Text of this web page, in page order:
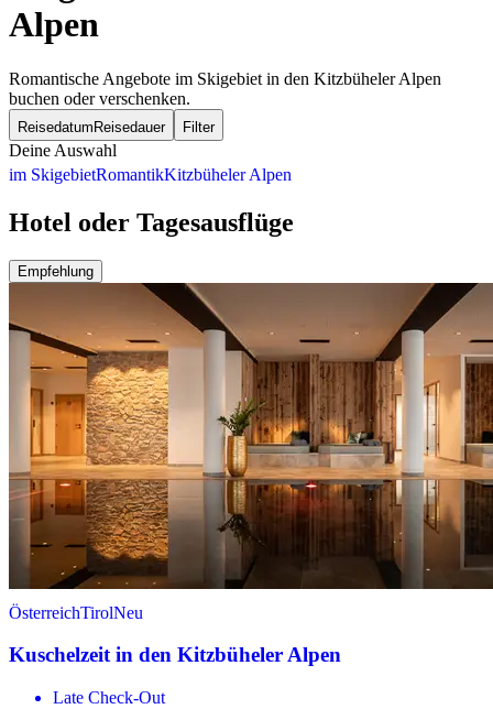
Alpen
Romantische Angebote im Skigebiet in den Kitzbüheler Alpen
buchen oder verschenken.
Reisedatum Reisedauer Filter
Deine Auswahl
im SkigebietRomantikKitzbüheler Alpen
Hotel oder Tagesausflüge
Empfehlung
ÖsterreichTirolNeu
Kuschelzeit in den Kitzbüheler Alpen
Late Check-Out